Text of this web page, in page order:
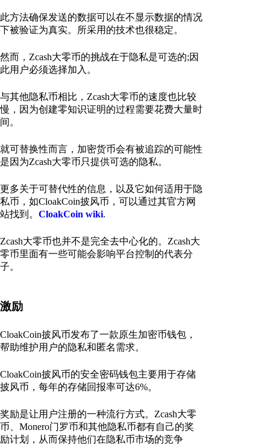
此方法确保发送的数据可以在不显示数据的情况
下被验证为真实。所采用的技术也很稳定。
然而，Zcash大零币的挑战在于隐私是可选的;因
此用户必须选择加入。
与其他隐私币相比，Zcash大零币的速度也比较
慢，因为创建零知识证明的过程需要花费大量时
间。
就可替换性而言，加密货币会有被追踪的可能性
是因为Zcash大零币只提供可选的隐私。
更多关于可替代性的信息，以及它如何适用于隐
私币，如CloakCoin披风币，可以通过其官方网
站找到。 CloakCoin wiki.
Zcash大零币也并不是完全去中心化的。Zcash大
零币里面有一些可能会影响平台控制的代表分
子。
激励
CloakCoin披风币发布了一款原生加密币钱包，
帮助维护用户的隐私和匿名需求。
CloakCoin披风币的安全密码钱包主要用于存储
披风币，每年的存储回报率可达6%。
奖励是让用户注册的一种流行方式。Zcash大零
币、Monero门罗币和其他隐私币都有自己的奖
励计划，从而保持他们在隐私币市场的竞争